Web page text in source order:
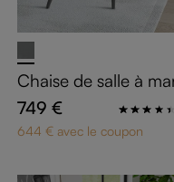
Chaise de salle à
er moderne à oreilles
749 €
644 € avec le coupon